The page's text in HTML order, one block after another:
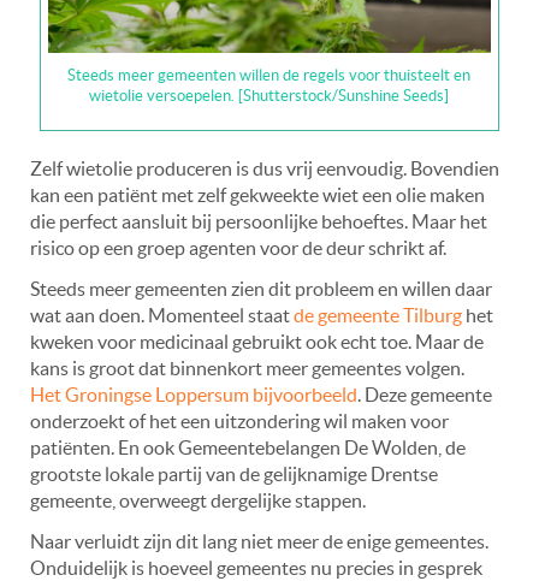
Steeds meer gemeenten willen de regels voor thuisteelt en
wietolie versoepelen. [Shutterstock/Sunshine Seeds]
Zelf wietolie produceren is dus vrij eenvoudig. Bovendien
kan een patiënt met zelf gekweekte wiet een olie maken
die perfect aansluit bij persoonlijke behoeftes. Maar het
risico op een groep agenten voor de deur schrikt af.
Steeds meer gemeenten zien dit probleem en willen daar
wat aan doen. Momenteel staatde gemeente Tilburg het
kweken voor medicinaal gebruikt ook echt toe. Maar de
kans is groot dat binnenkort meer gemeentes volgen.
Het Groningse Loppersum bijvoorbeeld . Deze gemeente
onderzoekt of het een uitzondering wil maken voor
patiënten. En ook Gemeentebelangen De Wolden, de
grootste lokale partij van de gelijknamige Drentse
gemeente, overweegt dergelijke stappen.
Naar verluidt zijn dit lang niet meer de enige gemeentes.
Onduidelijk is hoeveel gemeentes nu precies in gesprek